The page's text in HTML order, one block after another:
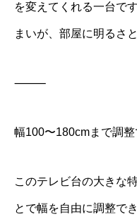
を変えてくれる一台で
まいが、部屋に明るさ
⸻
幅100〜180cmまで調
このテレビ台の大きな
とで幅を自由に調整で